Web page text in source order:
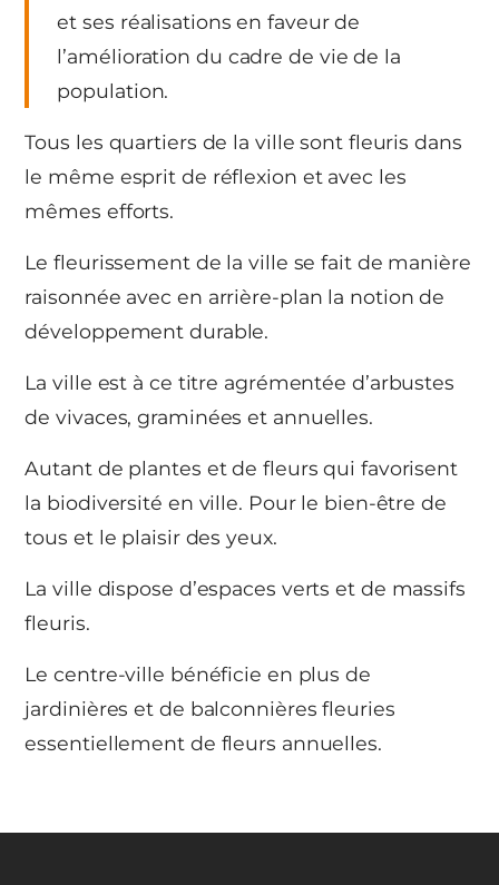
et ses réalisations en faveur de
l’amélioration du cadre de vie de la
population.
Tous les quartiers de la ville sont fleuris dans
le même esprit de réflexion et avec les
mêmes efforts.
Le fleurissement de la ville se fait de manière
raisonnée avec en arrière-plan la notion de
développement durable.
La ville est à ce titre agrémentée d’arbustes
de vivaces, graminées et annuelles.
Autant de plantes et de fleurs qui favorisent
la biodiversité en ville. Pour le bien-être de
tous et le plaisir des yeux.
La ville dispose d’espaces verts et de massifs
fleuris.
Le centre-ville bénéficie en plus de
jardinières et de balconnières fleuries
essentiellement de fleurs annuelles.